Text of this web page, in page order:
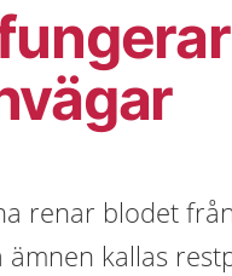
renar blodet
ämnen kallas